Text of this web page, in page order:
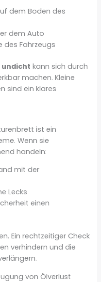
dem Boden des
dem Auto
des Fahrzeugs
kann sich durch
machen. Kleine
sind ein klares
ist ein
Wenn sie
handeln:
mit der
Lecks
einen
Ein rechtzeitiger Check
verhindern und die
von Ölverlust